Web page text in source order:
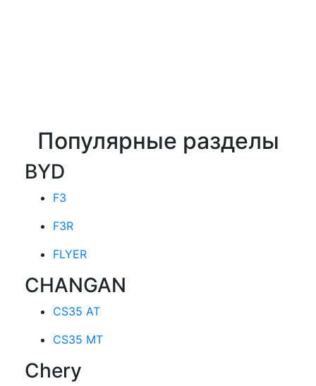
Популярные разделы
BYD
F3
F3R
FLYER
CHANGAN
CS35 AT
CS35 MT
Chery